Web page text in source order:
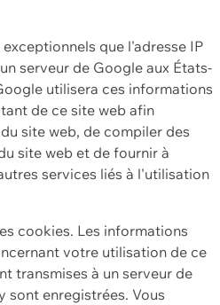
que l'adresse IP
serveur de Google aux États-
utilisera ces informations
de ce site web afin
site web, de compiler des
site web et de fournir à
services liés à l'utilisation
cookies. Les informations
votre utilisation de ce
transmises à un serveur de
sont enregistrées. Vous